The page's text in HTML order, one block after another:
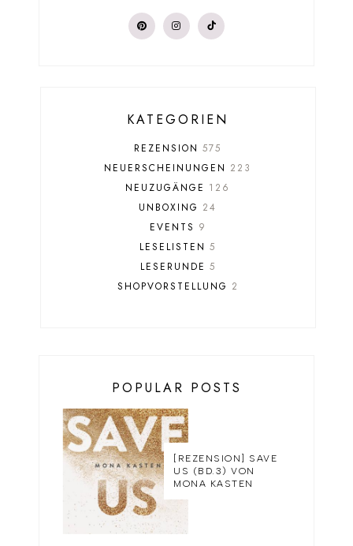
KATEGORIEN
REZENSION 575
NEUERSCHEINUNGEN 223
NEUZUGÄNGE 126
UNBOXING 24
EVENTS 9
LESELISTEN 5
LESERUNDE 5
SHOPVORSTELLUNG 2
POPULAR POSTS
[REZENSION] SAVE
US (BD.3) VON
MONA KASTEN